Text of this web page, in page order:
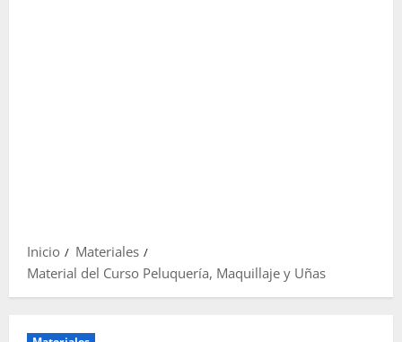
Inicio
Materiales
Material del Curso Peluquería, Maquillaje y Uñas